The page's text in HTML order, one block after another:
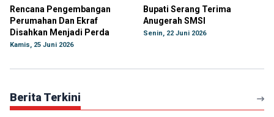
Rencana Pengembangan
Perumahan Dan Ekraf
Disahkan Menjadi Perda
Kamis, 25 Juni 2026
Bupati Serang Terima
Anugerah SMSI
Senin, 22 Juni 2026
Berita Terkini